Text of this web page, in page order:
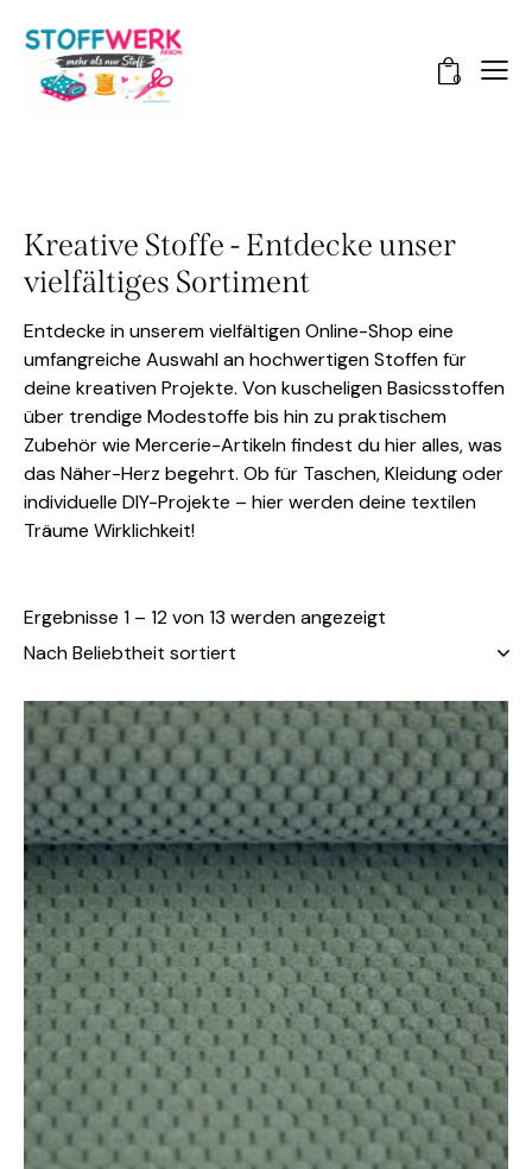
0
Kreative Stoffe - Entdecke unser
vielfältiges Sortiment
Entdecke in unserem vielfältigen Online-Shop eine
umfangreiche Auswahl an hochwertigen Stoffen für
deine kreativen Projekte. Von kuscheligen Basicsstoffen
über trendige Modestoffe bis hin zu praktischem
Zubehör wie Mercerie-Artikeln findest du hier alles, was
das Näher-Herz begehrt. Ob für Taschen, Kleidung oder
individuelle DIY-Projekte – hier werden deine textilen
Träume Wirklichkeit!
Ergebnisse 1 – 12 von 13 werden angezeigt